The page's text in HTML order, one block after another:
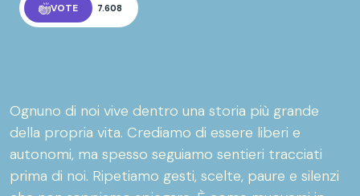
VOTE 7.608
Ognuno di noi vive dentro una storia più grande
della propria vita. Crediamo di essere liberi e
autonomi, ma spesso seguiamo sentieri tracciati
prima di noi. Ripetiamo gesti, scelte, paure e silenzi